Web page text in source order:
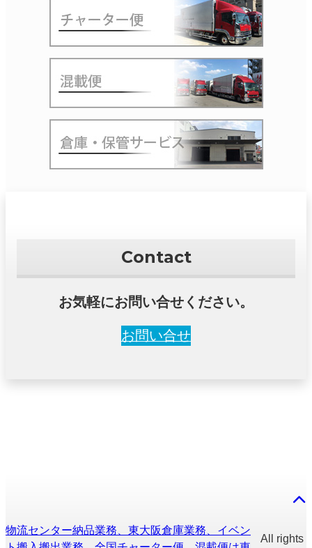
Contact
お気軽にお問い合せください。
お問い合せ
物流センター納品業務、東大阪倉庫業務、イベン
All rights